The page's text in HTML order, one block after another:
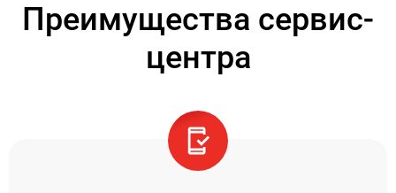
Преимущества сервис-
центра